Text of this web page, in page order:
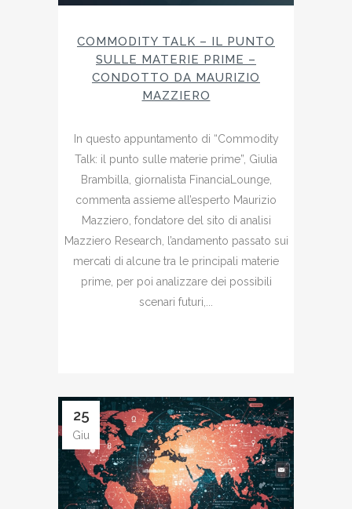
COMMODITY TALK – IL PUNTO
SULLE MATERIE PRIME –
CONDOTTO DA MAURIZIO
MAZZIERO
In questo appuntamento di “Commodity
Talk: il punto sulle materie prime”, Giulia
Brambilla, giornalista FinanciaLounge,
commenta assieme all’esperto Maurizio
Mazziero, fondatore del sito di analisi
Mazziero Research, l’andamento passato sui
mercati di alcune tra le principali materie
prime, per poi analizzare dei possibili
scenari futuri,...
25
Giu